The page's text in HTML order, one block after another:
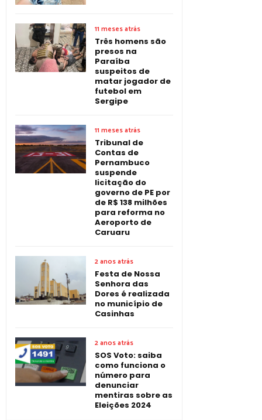
11 meses atrás
Três homens são
presos na
Paraíba
suspeitos de
matar jogador de
futebol em
Sergipe
11 meses atrás
Tribunal de
Contas de
Pernambuco
suspende
licitação do
governo de PE por
de R$ 138 milhões
para reforma no
Aeroporto de
Caruaru
2 anos atrás
Festa de Nossa
Senhora das
Dores é realizada
no município de
Casinhas
2 anos atrás
SOS Voto: saiba
como funciona o
número para
denunciar
mentiras sobre as
Eleições 2024